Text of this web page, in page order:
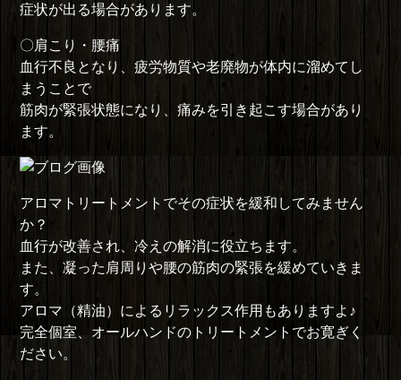
症状が出る場合があります。
〇肩こり・腰痛
血行不良となり、疲労物質や老廃物が体内に溜めてし
まうことで
筋肉が緊張状態になり、痛みを引き起こす場合があり
ます。
アロマトリートメントでその症状を緩和してみません
か？
血行が改善され、冷えの解消に役立ちます。
また、凝った肩周りや腰の筋肉の緊張を緩めていきま
す。
アロマ（精油）によるリラックス作用もありますよ♪
完全個室、オールハンドのトリートメントでお寛ぎく
ださい。